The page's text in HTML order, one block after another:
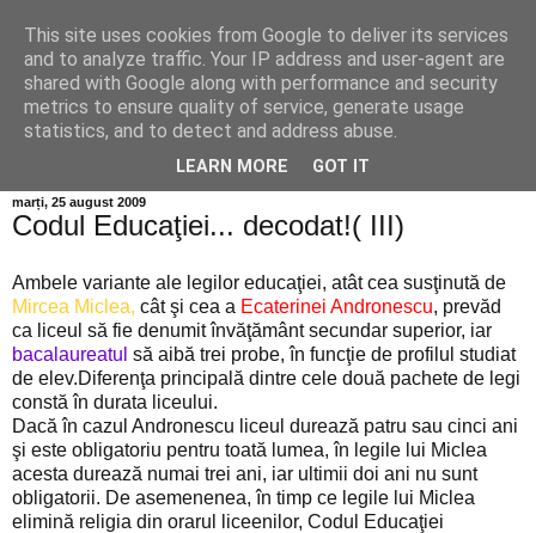
Info MILEANCA
BINE AȚI VENIT! *Jurnal online de informație și opinie;
Miercuri 05 August, 2026
marți, 25 august 2009
Codul Educaţiei... decodat!( III)
Ambele variante ale legilor educaţiei, atât cea susţinută de
Mircea Miclea, cât şi cea a Ecaterinei Andronescu, prevăd
ca liceul să fie denumit învăţământ secundar superior, iar
bacalaureatul să aibă trei probe, în funcţie de profilul studiat
de elev.Diferenţa principală dintre cele două pachete de legi
constă în durata liceului.
Dacă în cazul Andronescu liceul durează patru sau cinci ani
şi este obligatoriu pentru toată lumea, în legile lui Miclea
acesta durează numai trei ani, iar ultimii doi ani nu sunt
obligatorii. De asemenenea, în timp ce legile lui Miclea
elimină religia din orarul liceenilor, Codul Educaţiei
This site uses cookies from Google to deliver its services
and to analyze traffic. Your IP address and user-agent are
shared with Google along with performance and security
metrics to ensure quality of service, generate usage
statistics, and to detect and address abuse.
LEARN MORE GOT IT